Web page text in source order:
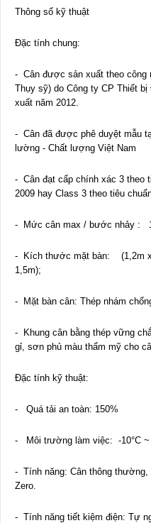
Thông số kỹ thuật
Đặc tính chung:
- Cân được sản xuất theo công
Thụy sỹ) do Công ty CP Thiết
xuất năm 2012.
- Cân đã được phê duyệt mẫu
lường - Chất lượng Việt Nam
- Cân đạt cấp chính xác 3 theo
2009 hay Class 3 theo tiêu
- Mức cân max / bước nhảy :
- Kích thước mặt bàn: (1,2m x
1,5m);
- Mặt bàn cân: Thép nhám
- Khung cân bằng thép vững
gỉ, sơn phủ màu thẩm mỹ cho
Đặc tính kỹ thuật:
- Quá tải an toàn: 150%
- Môi trường làm việc: -10°C ~
- Tính năng: Cân thông thường,
Zero.
- Tính năng tiết kiệm điện: Tự